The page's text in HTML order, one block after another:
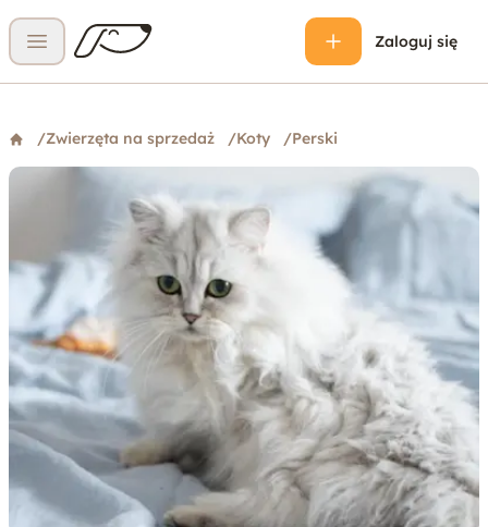
Otwórz menu
Zaloguj się
/Zwierzęta na sprzedaż /Koty /Perski